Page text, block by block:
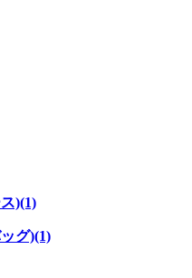
)(1)
グ)(1)